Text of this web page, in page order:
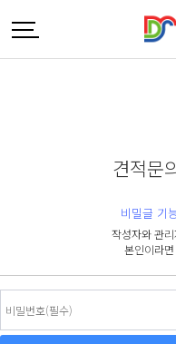
견적문
비밀글 기
작성자와 관
본인이라